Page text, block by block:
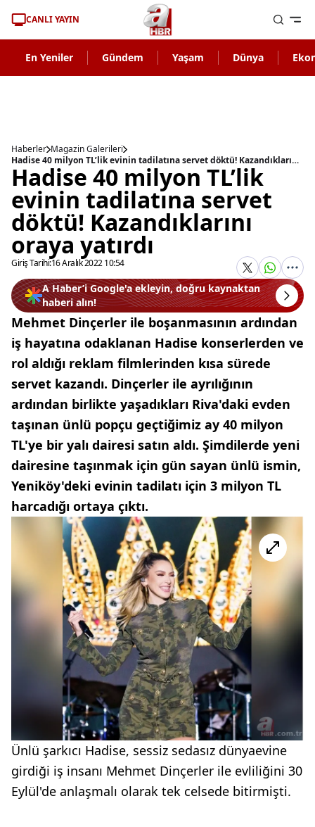
CANLI YAYIN
En Yeniler Gündem Yaşam Dünya
Haberler Magazin Galerileri
Hadise 40 milyon TL’lik evinin tadilatına servet döktü! Kazandıklarını oraya yatırdı
Hadise 40 milyon TL’lik
evinin tadilatına servet
döktü! Kazandıklarını
oraya yatırdı
Giriş Tarihi:16 Aralık 2022 10:54
A Haber’i Google'a ekleyin, doğru kaynaktan
haberi alın!
Mehmet Dinçerler ile boşanmasının ardından
iş hayatına odaklanan Hadise konserlerden ve
rol aldığı reklam filmlerinden kısa sürede
servet kazandı. Dinçerler ile ayrılığının
ardından birlikte yaşadıkları Riva'daki evden
taşınan ünlü popçu geçtiğimiz ay 40 milyon
TL'ye bir yalı dairesi satın aldı. Şimdilerde yeni
dairesine taşınmak için gün sayan ünlü ismin,
Yeniköy'deki evinin tadilatı için 3 milyon TL
harcadığı ortaya çıktı.
Ünlü şarkıcı Hadise, sessiz sedasız dünyaevine
girdiği iş insanı Mehmet Dinçerler ile evliliğini 30
Eylül'de anlaşmalı olarak tek celsede bitirmişti.